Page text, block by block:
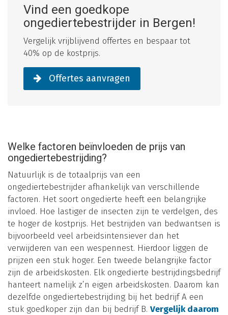
Vind een goedkope
ongediertebestrijder in Bergen!
Vergelijk vrijblijvend offertes en bespaar tot
40% op de kostprijs.
Offertes aanvragen
Welke factoren beïnvloeden de prijs van
ongediertebestrijding?
Natuurlijk is de totaalprijs van een
ongediertebestrijder afhankelijk van verschillende
factoren. Het soort ongedierte heeft een belangrijke
invloed. Hoe lastiger de insecten zijn te verdelgen, des
te hoger de kostprijs. Het bestrijden van bedwantsen is
bijvoorbeeld veel arbeidsintensiever dan het
verwijderen van een wespennest. Hierdoor liggen de
prijzen een stuk hoger. Een tweede belangrijke factor
zijn de arbeidskosten. Elk ongedierte bestrijdingsbedrijf
hanteert namelijk z’n eigen arbeidskosten. Daarom kan
dezelfde ongediertebestrijding bij het bedrijf A een
stuk goedkoper zijn dan bij bedrijf B. Vergelijk daarom